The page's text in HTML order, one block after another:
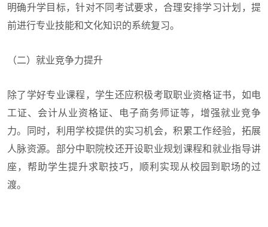
明确升学目标，针对不同考试要求，合理安排学习计划，提
前进行专业技能和文化知识的系统复习。
（二）就业竞争力提升
除了学好专业课程，学生还应积极考取职业资格证书，如电
工证、会计从业资格证、电子商务师证等，增强就业竞争
力。同时，利用学校提供的实习机会，积累工作经验，拓展
人脉资源。部分中职院校还开设职业规划课程和就业指导讲
座，帮助学生提升求职技巧，顺利实现从校园到职场的过
渡。